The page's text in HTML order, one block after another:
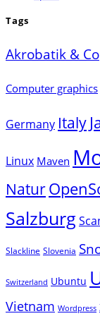
Tags
Akrobatik & Co
Computer graphics
Germany Italy
Linux Maven
Natur
Salzburg
Slackline Slovenia
Switzerland Ubuntu
Vietnam Wordpress